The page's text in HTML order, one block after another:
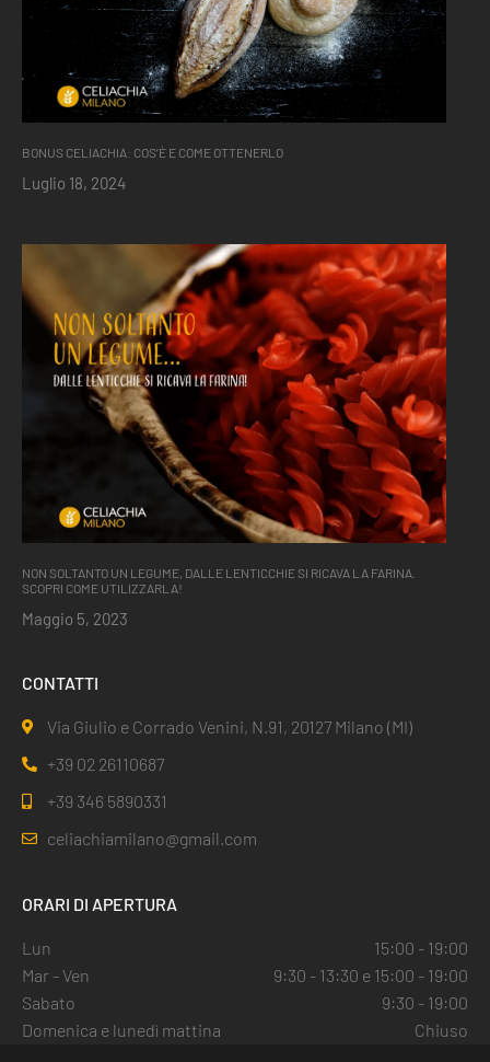
BONUS CELIACHIA: COS’È E COME OTTENERLO
Luglio 18, 2024
NON SOLTANTO UN LEGUME, DALLE LENTICCHIE SI RICAVA LA FARINA.
SCOPRI COME UTILIZZARLA!
Maggio 5, 2023
CONTATTI
Via Giulio e Corrado Venini, N.91, 20127 Milano (MI)
+39 02 26110687
+39 346 5890331
celiachiamilano@gmail.com
ORARI DI APERTURA
Lun
15:00 - 19:00
Mar - Ven
9:30 - 13:30 e 15:00 - 19:00
Sabato
9:30 - 19:00
Domenica e lunedì mattina
Chiuso